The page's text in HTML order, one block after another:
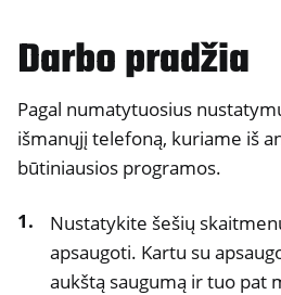
navigation of NitroPad, NitroPC
navigation of „NitroPhone“,
navigation of "Headwind MDM"
Darbo pradžia
Pagal numatytuosius
išmanųjį telefoną, kuriame iš
būtiniausios programos.
Nustatykite šešių
apsaugoti. Kartu su
aukštą saugumą ir tuo pat